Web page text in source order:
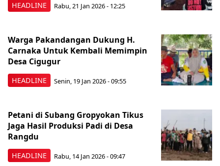
HEADLINE Rabu, 21 Jan 2026 - 12:25
HEADLINE
Warga Pakandangan Dukung H.
Carnaka Untuk Kembali Memimpin
Desa Cigugur
Senin, 19 Jan 2026 - 09:55
HEADLINE
Petani di Subang Gropyokan Tikus
Jaga Hasil Produksi Padi di Desa
Rangdu
Rabu, 14 Jan 2026 - 09:47